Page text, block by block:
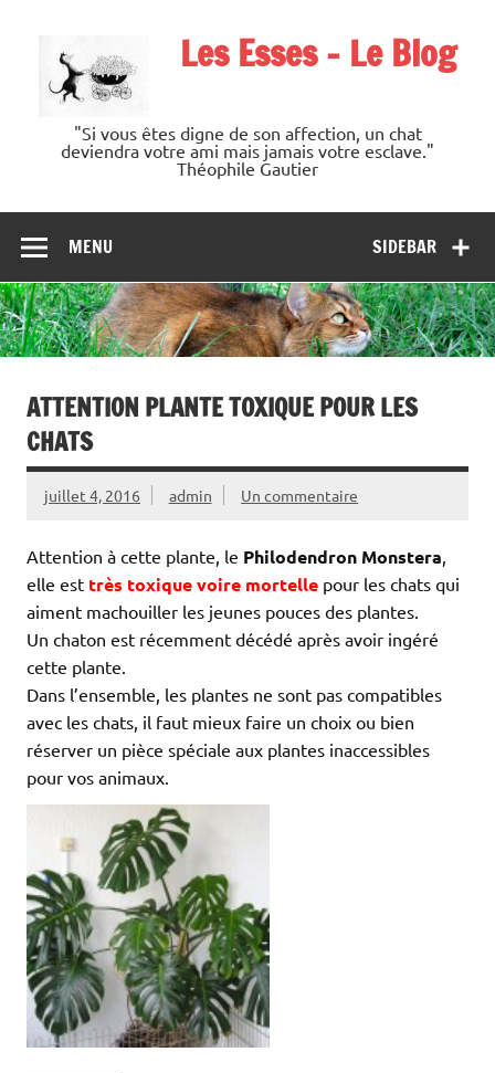
Les Esses – Le Blog
"Si vous êtes digne de son affection, un chat
deviendra votre ami mais jamais votre esclave."
Théophile Gautier
SIDEBAR
MENU
ATTENTION PLANTE TOXIQUE POUR LES
CHATS
juillet 4, 2016 admin Un commentaire
Attention à cette plante, le Philodendron Monstera
elle est très toxique voire mortelle pour les chats qui
aiment machouiller les jeunes pouces des plantes.
Un chaton est récemment décédé après avoir ingéré
cette plante.
Dans l’ensemble, les plantes ne sont pas compatibles
avec les chats, il faut mieux faire un choix ou bien
réserver un pièce spéciale aux plantes inaccessibles
pour vos animaux.